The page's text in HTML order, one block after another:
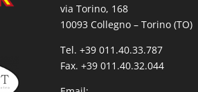
via Torino, 168
10093 Collegno – Torino (TO)
Tel. +39 011.40.33.787
Fax. +39 011.40.32.044